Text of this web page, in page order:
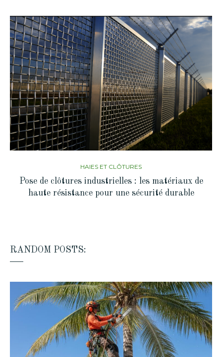
HAIES ET CLÔTURES
Pose de clôtures industrielles : les matériaux de
haute résistance pour une sécurité durable
RANDOM POSTS: